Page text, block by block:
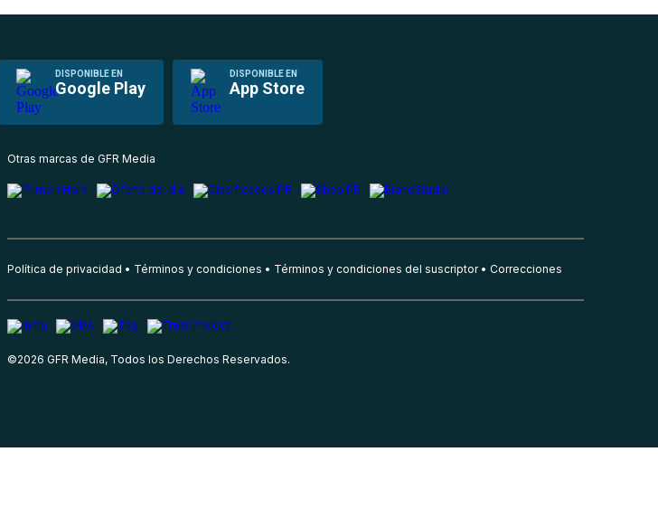
DISPONIBLE EN
Google Play
DISPONIBLE EN
App Store
Otras marcas de GFR Media
Política de privacidad Términos y condiciones Términos y condiciones del suscriptor Correcciones
©2026 GFR Media, Todos los Derechos Reservados.